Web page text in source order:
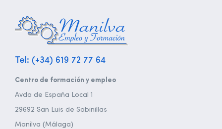
Tel: (+34) 619 72 77 64
Centro de formación y empleo
Avda de España Local 1
29692 San Luis de Sabinillas
Manilva (Málaga)